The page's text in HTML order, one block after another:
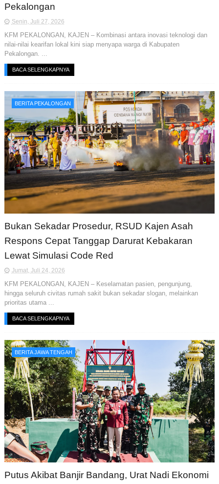
Pekalongan
Senin, Juli 27, 2026
KFM PEKALONGAN, KAJEN – Kombinasi antara inovasi teknologi dan
nilai-nilai kearifan lokal kini siap menyapa warga di Kabupaten
Pekalongan. ...
BACA SELENGKAPNYA
BERITA PEKALONGAN
Bukan Sekadar Prosedur, RSUD Kajen Asah
Respons Cepat Tanggap Darurat Kebakaran
Lewat Simulasi Code Red
Jumat, Juli 24, 2026
KFM PEKALONGAN, KAJEN – Keselamatan pasien, pengunjung,
hingga seluruh civitas rumah sakit bukan sekadar slogan, melainkan
prioritas utama ...
BACA SELENGKAPNYA
BERITA JAWA TENGAH
Putus Akibat Banjir Bandang, Urat Nadi Ekonomi